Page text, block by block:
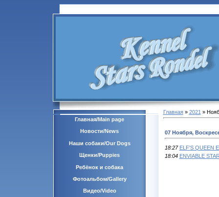
Главная/Main page
Новости/News
Наши собаки/Our Dogs
Щенки/Puppies
Ребёнок и собака
Фотоальбом/Gallery
Видео/Video
Главная» 2021 »
07 Ноября,
18:27 ELF'S QUEEN
18:04 ENVIABLE